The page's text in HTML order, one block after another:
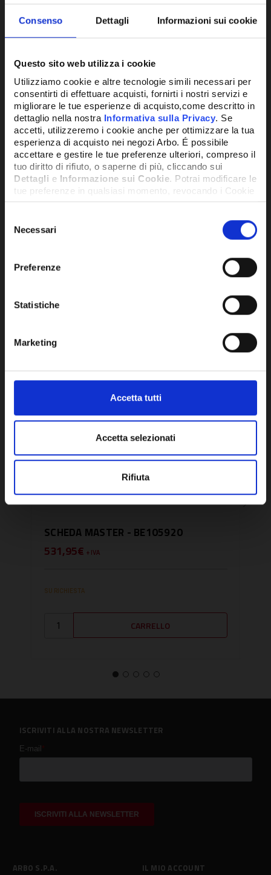
Consenso Dettagli Informazioni sui cookie
Questo sito web utilizza i cookie
Utilizziamo cookie e altre tecnologie simili necessari per
consentirti di effettuare acquisti, fornirti i nostri servizi e
migliorare le tue esperienze di acquisto,come descritto in
dettaglio nella nostra Informativa sulla Privacy. Se
accetti, utilizzeremo i cookie anche per ottimizzare la tua
esperienza di acquisto nei negozi Arbo. É possibile
accettare e gestire le tue preferenze ulteriori, compreso il
tuo diritto di rifiuto, o saperne di più, cliccando sui
Dettagli e Informazione sui Cookie. Potrai modificare le
tue preferenze in qualsiasi momento, revocando i Cookie
precedentemente autorizzati, direttamente dalle
delNecessari
Preferenze
Statistiche
Marketing
Accetta tutti
Accetta selezionati
Rifiuta
SCHEDA MASTER
472,09€
Potrebbe anche interessarti
SCHEDA MASTER - BE105920
531,95€ + IVA
SU RICHIESTA
ARBO S.P.A. IL MIO ACCOUNT
ISCRIVITI ALLA NOSTRA NEWSLETTER